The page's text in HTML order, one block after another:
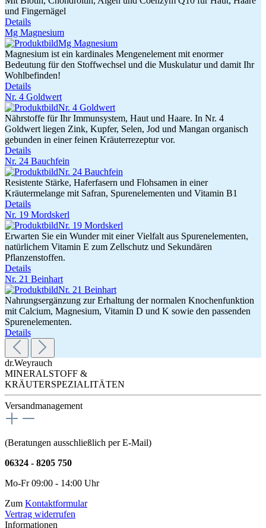
und Fingernägel
Details
Mg Magnesium
Magnesium ist ein kardinales Mengenelement mit enormer
Bedeutung für den Stoffwechsel und die Muskulatur und damit Ihr
Wohlbefinden!
Details
Nr. 4 Goldwert
Nährstoffe für Ihr Immunsystem, Haut und Haare. In Nr. 4
Goldwert liegen Zink, Kupfer, Selen, Jod und Mangan organisch
gebunden in einer feinen Kräuterrezeptur vor.
Details
Nr. 24 Bauchfein
Resistente Stärke, Haferfasern und Flohsamen in einer
Kräutermelange mit Safran, Spurenelementen und Vitamin B1
Details
Nr. 19 Mordskerl
Erwarten Sie ein Wunder mit einer Vielfalt aus Spurenelementen,
natürlichem Vitamin E zum Zellschutz und Sekundären
Pflanzenstoffen.
Details
Nr. 21 Beinhart
Nahrungsergänzung zur Erhaltung der normalen Knochenfunktion
mit Calcium, Magnesium, Vitamin D und K sowie den passenden
Spurenelementen.
Details
dr.Weyrauch
MINERALSTOFF &
KRÄUTERSPEZIALITÄTEN
Versandmanagement
(Beratungen ausschließlich per E-Mail)
06324 - 8205 750
Mo-Fr 09:00 - 14:00 Uhr
Zum Kontaktformular
Vertrag widerrufen
Informationen